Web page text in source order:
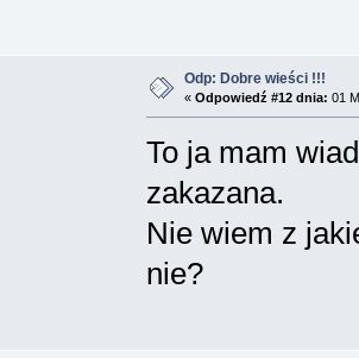
Odp: Dobre wieści !!!
« Odpowiedź #12 dnia: 01
To ja mam
zakazana.
Nie wiem z
nie?